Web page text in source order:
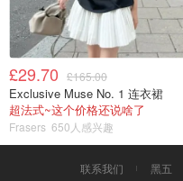
£29.70 £165.00
Exclusive Muse No. 1 连衣裙
超法式~这个价格还说啥了
Frasers 650人感兴趣
联系我们 黑五